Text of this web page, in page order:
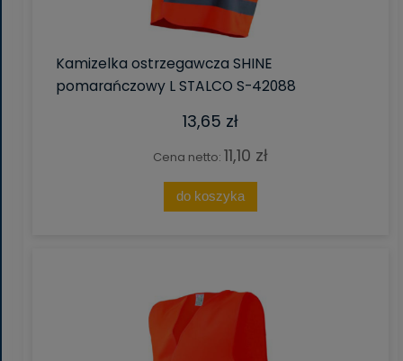
Kamizelka ostrzegawcza SHINE
pomarańczowy L STALCO S-42088
13,65 zł
Cena netto: 11,10 zł
do koszyka